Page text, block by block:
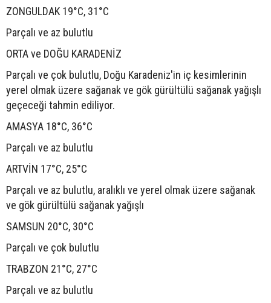
ZONGULDAK 19°C, 31°C
Parçalı ve az bulutlu
ORTA ve DOĞU KARADENİZ
Parçalı ve çok bulutlu, Doğu Karadeniz'in iç kesimlerinin
yerel olmak üzere sağanak ve gök gürültülü sağanak yağışlı
geçeceği tahmin ediliyor.
AMASYA 18°C, 36°C
Parçalı ve az bulutlu
ARTVİN 17°C, 25°C
Parçalı ve az bulutlu, aralıklı ve yerel olmak üzere sağanak
ve gök gürültülü sağanak yağışlı
SAMSUN 20°C, 30°C
Parçalı ve çok bulutlu
TRABZON 21°C, 27°C
Parçalı ve az bulutlu